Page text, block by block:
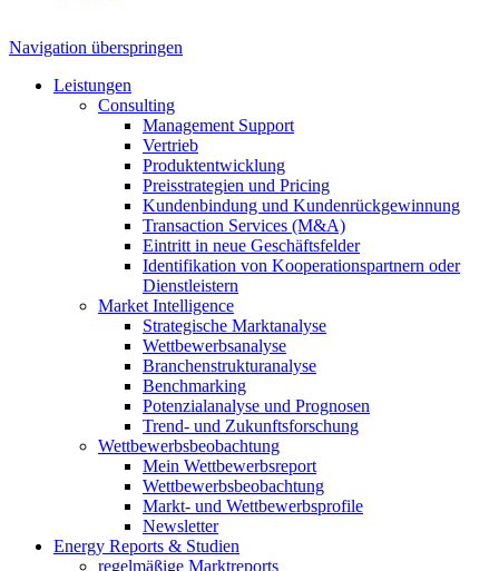
Navigation überspringen
Leistungen
Consulting
Management Support
Vertrieb
Produktentwicklung
Preisstrategien und Pricing
Kundenbindung und Kundenrückgewinnung
Transaction Services (M&A)
Eintritt in neue Geschäftsfelder
Identifikation von Kooperationspartnern oder
Dienstleistern
Market Intelligence
Strategische Marktanalyse
Wettbewerbsanalyse
Branchenstrukturanalyse
Benchmarking
Potenzialanalyse und Prognosen
Trend- und Zukunftsforschung
Wettbewerbs­beobachtung
Mein Wettbewerbsreport
Wettbewerbsbeobachtung
Markt- und Wettbewerbsprofile
Newsletter
Energy Reports & Studien
regelmäßige Marktreports